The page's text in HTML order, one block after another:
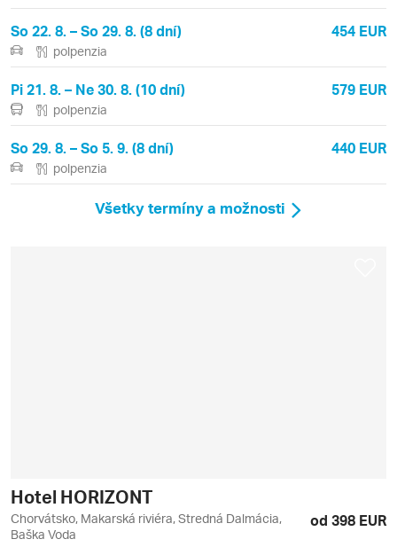
So 22. 8. – So 29. 8. (8 dní) 454 EUR
polpenzia
Pi 21. 8. – Ne 30. 8. (10 dní) 579 EUR
polpenzia
So 29. 8. – So 5. 9. (8 dní) 440 EUR
polpenzia
Všetky termíny a možnosti
Hotel HORIZONT
Chorvátsko, Makarská riviéra, Stredná Dalmácia,
Baška Voda
od 398 EUR